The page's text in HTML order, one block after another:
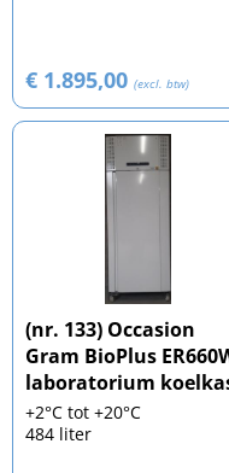
€ 1.895,00 (excl. btw)
(nr. 133) Occasion
Gram BioPlus
laboratorium
+2°C tot +20°C
484 liter